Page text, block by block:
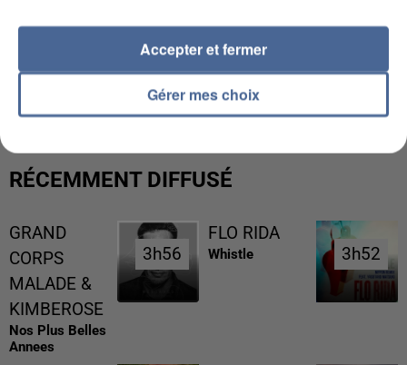
L’UN DES FONDATEURS SUPPOSÉS DE LA DZ
RÉCEMMENT DIFFUSÉ
GRAND
CORPS
MALADE &
KIMBEROSE
Nos Plus Belles
Annees
3h56
3h56
FLO RIDA
Whistle 3h52
3h52
Gérer mes choix
Accepter et fermer